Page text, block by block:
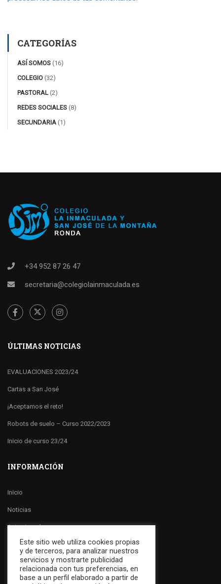
CATEGORÍAS
ASÍ SOMOS (16)
COLEGIO (32)
PASTORAL (2)
REDES SOCIALES (8)
SECUNDARIA (1)
+34 952 87 26 47
secretaria@colegiolainmaculada.es
ÚLTIMAS NOTICIAS
EVALUACIONES 2023/24
Cartas a San José
¡Aceptamos el reto!
Robots de suelo – Curso 2022/2023
Inicio de curso 23/24
INFORMACIÓN
Inicio
Noticias
Aviso Legal
Política de Cookies
Política de Privacidad
Canal Ético
Este sitio web utiliza cookies propias
y de terceros, para analizar nuestros
servicios y mostrarte publicidad
relacionada con tus preferencias, en
base a un perfil elaborado a partir de